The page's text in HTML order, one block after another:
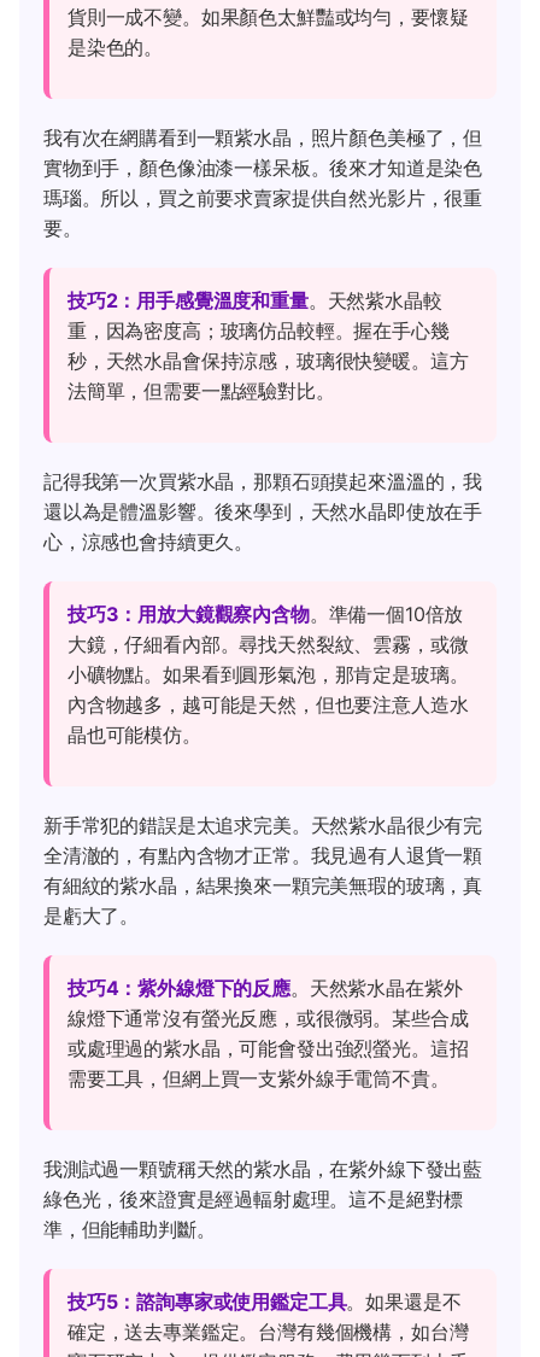
貨則一成不變。如果顏色太鮮豔或均勻，要懷疑
是染色的。
我有次在網購看到一顆紫水晶，照片顏色美極了，但
實物到手，顏色像油漆一樣呆板。後來才知道是染色
瑪瑙。所以，買之前要求賣家提供自然光影片，很重
要。
技巧2：用手感覺溫度和重量。天然紫水晶較
重，因為密度高；玻璃仿品較輕。握在手心幾
秒，天然水晶會保持涼感，玻璃很快變暖。這方
法簡單，但需要一點經驗對比。
記得我第一次買紫水晶，那顆石頭摸起來溫溫的，我
還以為是體溫影響。後來學到，天然水晶即使放在手
心，涼感也會持續更久。
技巧3：用放大鏡觀察內含物。準備一個10倍放
大鏡，仔細看內部。尋找天然裂紋、雲霧，或微
小礦物點。如果看到圓形氣泡，那肯定是玻璃。
內含物越多，越可能是天然，但也要注意人造水
晶也可能模仿。
新手常犯的錯誤是太追求完美。天然紫水晶很少有完
全清澈的，有點內含物才正常。我見過有人退貨一顆
有細紋的紫水晶，結果換來一顆完美無瑕的玻璃，真
是虧大了。
技巧4：紫外線燈下的反應。天然紫水晶在紫外
線燈下通常沒有螢光反應，或很微弱。某些合成
或處理過的紫水晶，可能會發出強烈螢光。這招
需要工具，但網上買一支紫外線手電筒不貴。
我測試過一顆號稱天然的紫水晶，在紫外線下發出藍
綠色光，後來證實是經過輻射處理。這不是絕對標
準，但能輔助判斷。
技巧5：諮詢專家或使用鑑定工具。如果還是不
確定，送去專業鑑定。台灣有幾個機構，如台灣